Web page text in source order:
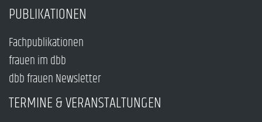
PUBLIKATIONEN
Fachpublikationen
frauen im dbb
dbb frauen Newsletter
TERMINE & VERANSTALTUNGEN